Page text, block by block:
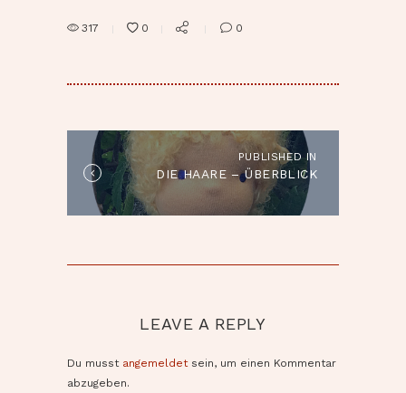
317 0 0
PUBLISHED IN
post:
DIE HAARE – ÜBERBLICK
LEAVE A REPLY
Du musst angemeldetsein, um einen Kommentar
abzugeben.